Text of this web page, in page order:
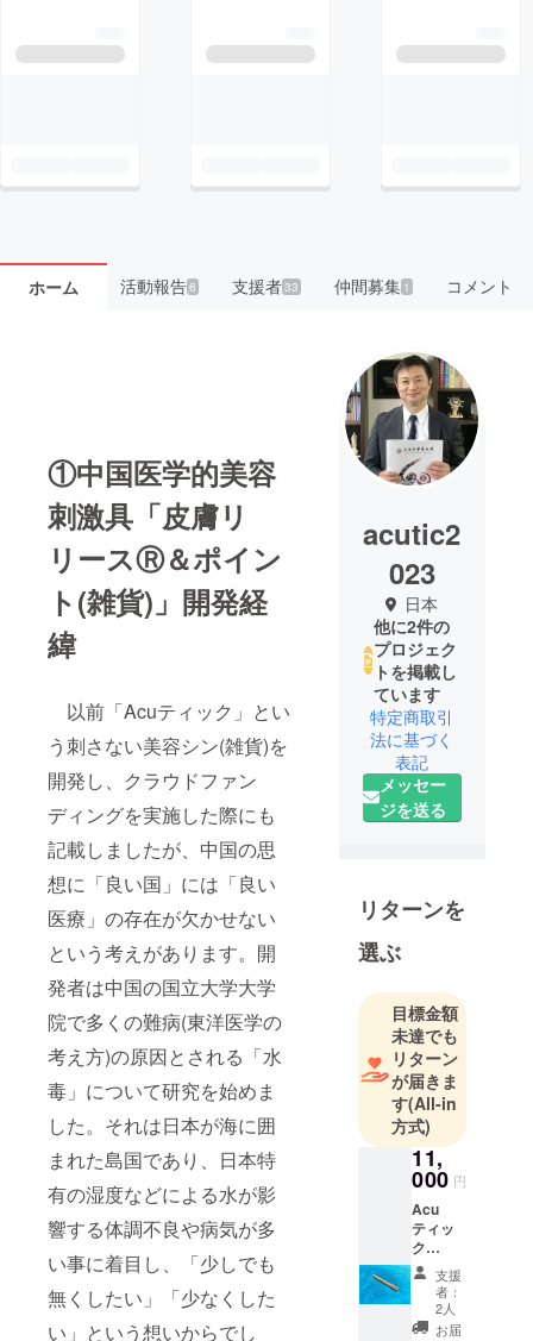
ホーム 活動報告6 支援者33 仲間募集 1 コメント
①中国医学的美容
刺激具「皮膚リ
リースⓇ＆ポイン
ト(雑貨)」開発経
緯
以前「Acuティック」とい
う刺さない美容シン(雑貨)を
開発し、クラウドファン
ディングを実施した際にも
記載しましたが、中国の思
想に「良い国」には「良い
医療」の存在が欠かせない
という考えがあります。開
発者は中国の国立大学大学
院で多くの難病(東洋医学の
考え方)の原因とされる「水
毒」について研究を始めま
した。それは日本が海に囲
まれた島国であり、日本特
有の湿度などによる水が影
響する体調不良や病気が多
い事に着目し、「少しでも
無くしたい」「少なくした
い」という想いからでし
acutic2
023
日本
他に2件の
プロジェク
トを掲載し
ています
特定商取引
法に基づく
表記
メッセー
ジを送る
リターンを
選ぶ
目標金額
未達でも
リターン
が届きま
す(All-in
方式)
11,
000 円
Acu
ティッ
ク
Body(
純銅)1
本(雑
貨)。
支援
者：
2人
お届